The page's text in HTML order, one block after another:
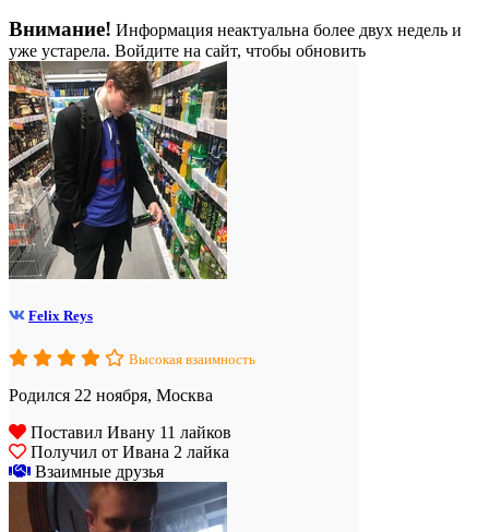
Внимание! Информация неактуальна более двух недель и
уже устарела. Войдите на сайт, чтобы обновить
Felix Reys
Высокая взаимность
Родился 22 ноября, Москва
Поставил Ивану 11 лайков
Получил от Ивана 2 лайка
Взаимные друзья